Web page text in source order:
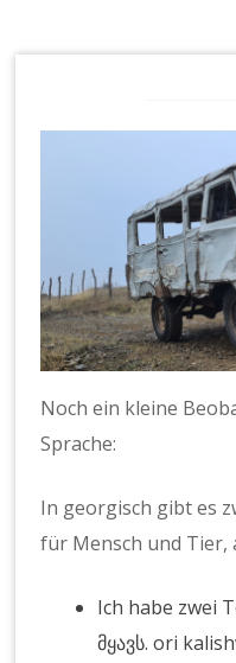
Noch ein kleine
Sprache:
In georgisch gibt es
für Mensch und Tier,
Ich habe zwei
მყავს. ori